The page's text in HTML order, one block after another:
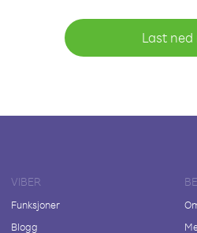
Last ned
VIBER
Funksjoner
Blogg